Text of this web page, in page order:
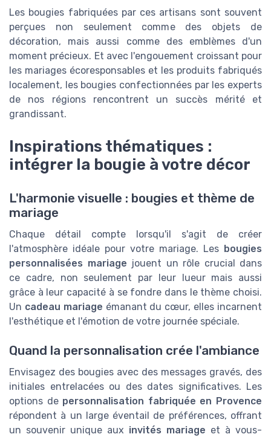
Les bougies fabriquées par ces artisans sont souvent
perçues non seulement comme des objets de
décoration, mais aussi comme des emblèmes d'un
moment précieux. Et avec l'engouement croissant pour
les mariages écoresponsables et les produits fabriqués
localement, les bougies confectionnées par les experts
de nos régions rencontrent un succès mérité et
grandissant.
Inspirations thématiques :
intégrer la bougie à votre décor
L'harmonie visuelle : bougies et thème de
mariage
Chaque détail compte lorsqu'il s'agit de créer
l'atmosphère idéale pour votre mariage. Les bougies
personnalisées mariage jouent un rôle crucial dans
ce cadre, non seulement par leur lueur mais aussi
grâce à leur capacité à se fondre dans le thème choisi.
Un cadeau mariage émanant du cœur, elles incarnent
l'esthétique et l'émotion de votre journée spéciale.
Quand la personnalisation crée l'ambiance
Envisagez des bougies avec des messages gravés, des
initiales entrelacées ou des dates significatives. Les
options de personnalisation fabriquée en Provence
répondent à un large éventail de préférences, offrant
un souvenir unique aux invités mariage et à vous-